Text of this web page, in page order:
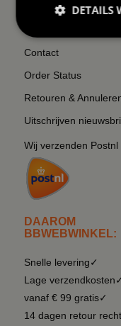
Reviews
Contact
Order Status
Retouren &
Uitschrijven
Wij verzenden Postnl
DAAROM
BBWEBWINKEL:
Snelle levering✓
Lage verzendkosten✓
vanaf € 99 gratis✓
14 dagen retour
DETAILS